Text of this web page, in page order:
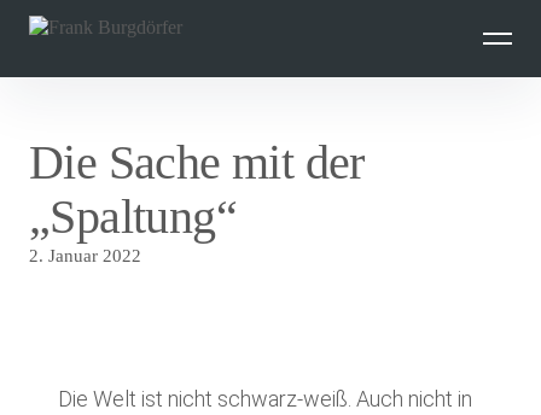
überspringen
Die Sache mit der
„Spaltung“
2. Januar 2022
Die Welt ist nicht schwarz-weiß. Auch nicht in